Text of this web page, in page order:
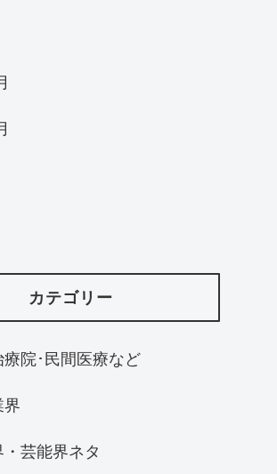
カテゴリー
療院･民間医療など
界
芸能界ネタ